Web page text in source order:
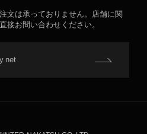
文は承っておりません。店舗に関
接お問い合わせください。